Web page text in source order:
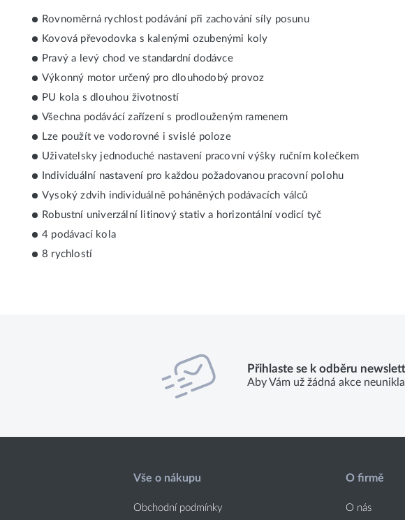
Rovnoměrná rychlost podávání při zachování síly posunu
Kovová převodovka s kalenými ozubenými koly
Pravý a levý chod ve standardní dodávce
Výkonný motor určený pro dlouhodobý provoz
PU kola s dlouhou životností
Všechna podávácí zařízení s prodlouženým ramenem
Lze použít ve vodorovné i svislé poloze
Uživatelsky jednoduché nastavení pracovní výšky ručním kolečkem
Individuální nastavení pro každou požadovanou pracovní polohu
Vysoký zdvih individuálně poháněných podávacích válců
Robustní univerzální litinový stativ a horizontální vodicí tyč
4 podávací kola
8 rychlostí
Přihlaste se k odběru
Aby Vám už žádná akce neunikla
Vše o nákupu
Obchodní podmínky
O firmě
O nás